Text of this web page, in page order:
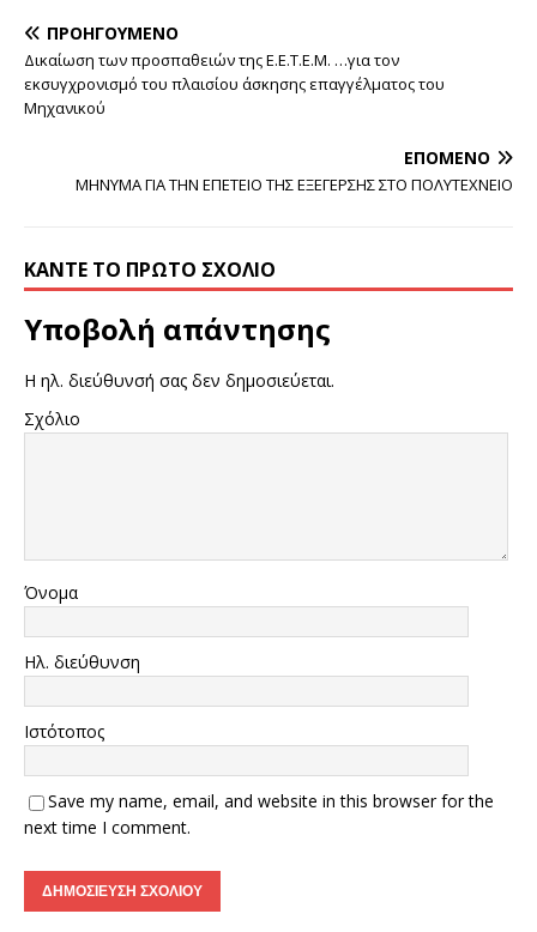
ΠΡΟΗΓΟΎΜΕΝΟ
Δικαίωση των προσπαθειών της Ε.Ε.Τ.Ε.Μ. …για τον
εκσυγχρονισμό του πλαισίου άσκησης επαγγέλματος του
Μηχανικού
ΕΠΌΜΕΝΟ
ΜΗΝΥΜΑ ΓΙΑ ΤΗΝ ΕΠΕΤΕΙΟ ΤΗΣ ΕΞΕΓΕΡΣΗΣ ΣΤΟ ΠΟΛΥΤΕΧΝΕΙΟ
ΚΆΝΤΕ ΤΟ ΠΡΏΤΟ ΣΧΌΛΙΟ
Υποβολή απάντησης
Η ηλ. διεύθυνσή σας δεν δημοσιεύεται.
Σχόλιο
Όνομα
Ηλ. διεύθυνση
Ιστότοπος
Save my name, email, and website in this browser for the
next time I comment.